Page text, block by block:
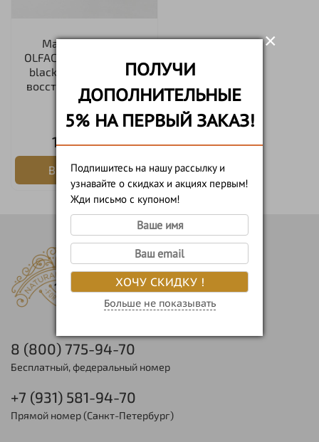
ПОЛУЧИ
ДОПОЛНИТЕЛЬНЫЕ
5% НА ПЕРВЫЙ ЗАКАЗ!
Подпишитесь на нашу рассылку и
узнавайте о скидках и акциях первым!
Жди письмо с купоном!
ХОЧУ СКИДКУ !
Больше не показывать
×
Масло для тела
OLFACTORIUS "Hemp &
blackcurrant" (сухое,
восстанавливающее)
100мл
1 200 руб
В корзину
8 (800) 775-94-70
Бесплатный, федеральный номер
+7 (931) 581-94-70
Прямой номер (Санкт-Петербург)